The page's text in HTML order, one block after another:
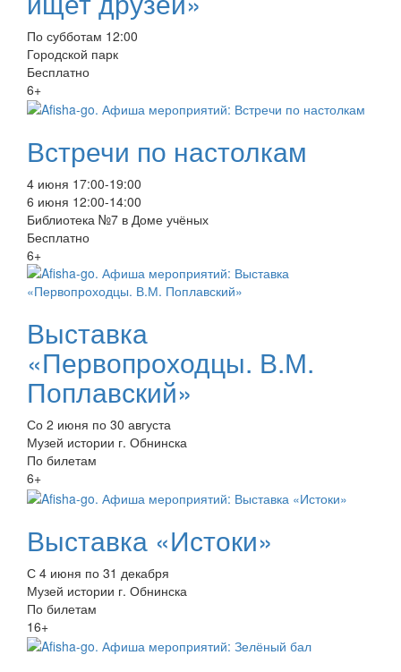
По субботам 12:00
Городской парк
Бесплатно
6+
Встречи по настолкам
4 июня 17:00-19:00
6 июня 12:00-14:00
Библиотека №7 в Доме учёных
Бесплатно
6+
Выставка
«Первопроходцы. В.М.
Поплавский»
Со 2 июня по 30 августа
Музей истории г. Обнинска
По билетам
6+
Выставка «Истоки»
С 4 июня по 31 декабря
Музей истории г. Обнинска
По билетам
16+